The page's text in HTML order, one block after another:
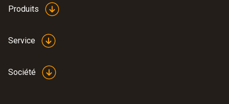
Produits
Service
Société